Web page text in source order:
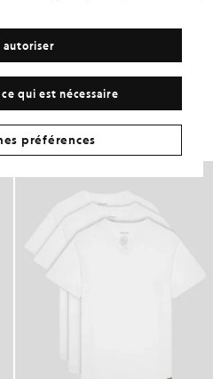
ce look
avec des pièces raffinées, conçues
votre garde-robe.
qui est nécessaire
autoriser
préférences